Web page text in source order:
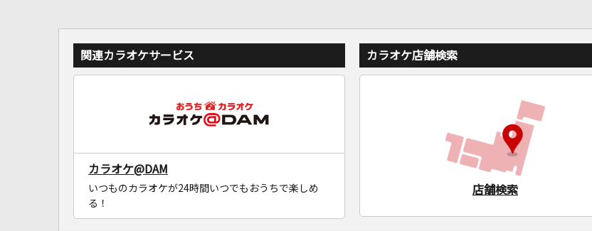
関連カラオケサービス
カラオケ@DAM
いつものカラオケが24時間いつでもおうちで楽しめ
る！
カラオケ店舗検索
店舗検索